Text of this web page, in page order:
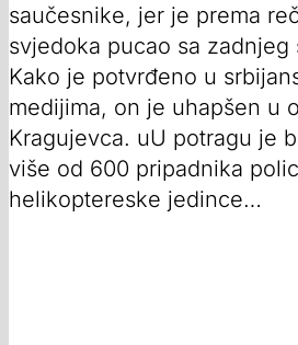
saučesnike, jer je prema
svjedoka pucao sa zadnjeg
Kako je potvrđeno u
medijima, on je uhapšen u
Kragujevca. uU potragu je
više od 600 pripadnika
helikoptereske jedince…